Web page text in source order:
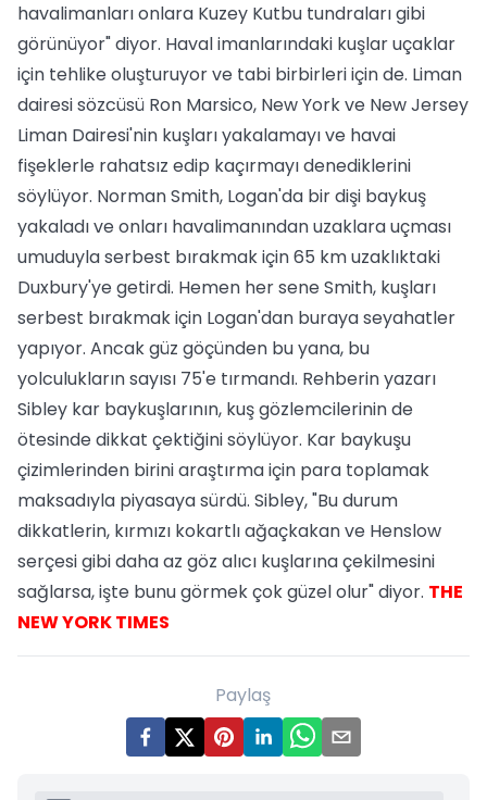
havalimanları onlara Kuzey Kutbu tundraları gibi
görünüyor" diyor. Haval imanlarındaki kuşlar uçaklar
için tehlike oluşturuyor ve tabi birbirleri için de. Liman
dairesi sözcüsü Ron Marsico, New York ve New Jersey
Liman Dairesi'nin kuşları yakalamayı ve havai
fişeklerle rahatsız edip kaçırmayı denediklerini
söylüyor. Norman Smith, Logan'da bir dişi baykuş
yakaladı ve onları havalimanından uzaklara uçması
umuduyla serbest bırakmak için 65 km uzaklıktaki
Duxbury'ye getirdi. Hemen her sene Smith, kuşları
serbest bırakmak için Logan'dan buraya seyahatler
yapıyor. Ancak güz göçünden bu yana, bu
yolculukların sayısı 75'e tırmandı. Rehberin yazarı
Sibley kar baykuşlarının, kuş gözlemcilerinin de
ötesinde dikkat çektiğini söylüyor. Kar baykuşu
çizimlerinden birini araştırma için para toplamak
maksadıyla piyasaya sürdü. Sibley, "Bu durum
dikkatlerin, kırmızı kokartlı ağaçkakan ve Henslow
serçesi gibi daha az göz alıcı kuşlarına çekilmesini
sağlarsa, işte bunu görmek çok güzel olur" diyor. THE
NEW YORK TIMES
Paylaş